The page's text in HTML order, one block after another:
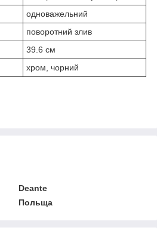
одноважельний
поворотний злив
39.6 см
хром, чорний
Deante
Польща